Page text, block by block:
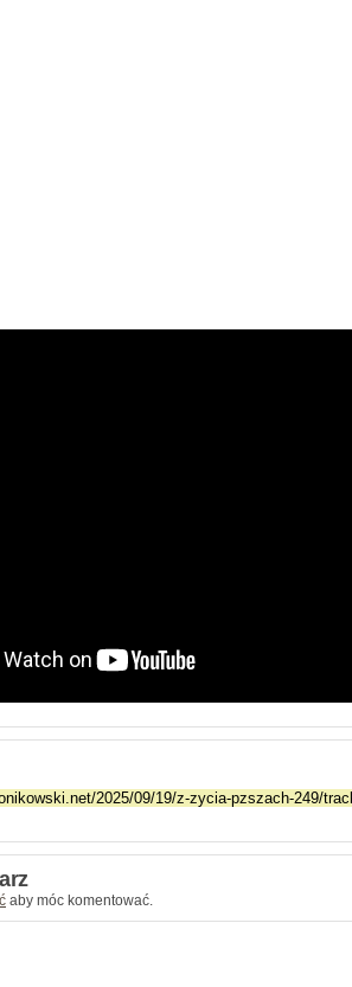
aby móc komentować.